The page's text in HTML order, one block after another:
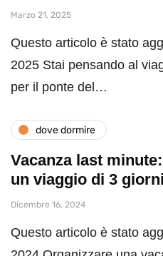
Marzo 21, 2025
Questo articolo è stato
2025 Stai pensando al
per il ponte del…
dove dormire
Vacanza last
un viaggio di 3
Dicembre 16, 2024
Questo articolo è stato